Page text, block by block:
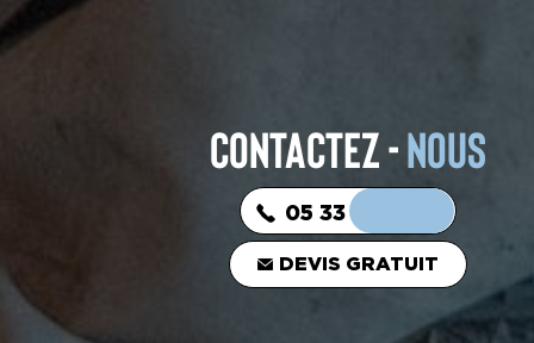
CONTACTEZ -NOUS
05 33 06 03 16
DEVIS GRATUIT